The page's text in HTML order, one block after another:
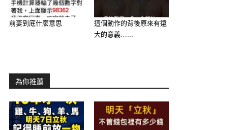
前妻到底什麼意思
這個動作的背後原來有遠
大的意義…...
為你推薦